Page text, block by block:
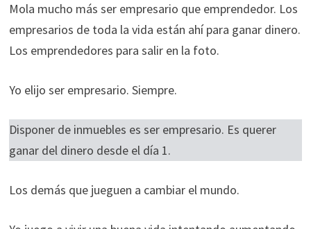
Mola mucho más ser empresario que emprendedor. Los
empresarios de toda la vida están ahí para ganar dinero.
Los emprendedores para salir en la foto.
Yo elijo ser empresario. Siempre.
Disponer de inmuebles es ser empresario. Es querer
ganar del dinero desde el día 1.
Los demás que jueguen a cambiar el mundo.